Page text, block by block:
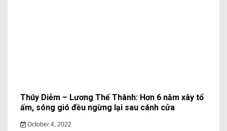
Thúy Diễm – Lương Thế Thành: Hơn 6 năm xây tổ
ấm, sóng gió đều ngừng lại sau cánh cửa
October 4, 2022